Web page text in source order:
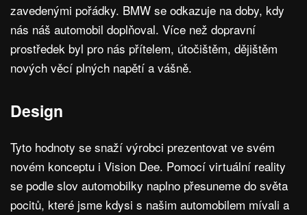
zavedenými pořádky. BMW se odkazuje na doby, kdy
nás náš automobil doplňoval. Více než dopravní
prostředek byl pro nás přítelem, útočištěm, dějištěm
nových věcí plných napětí a vášně.
Design
Tyto hodnoty se snaží výrobci prezentovat ve svém
novém konceptu i Vision Dee. Pomocí virtuální reality
se podle slov automobilky naplno přesuneme do světa
pocitů, které jsme kdysi s našim automobilem mívali a